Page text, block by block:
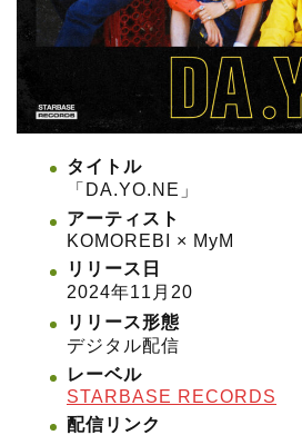
タイトル
「DA.YO.NE」
アーティスト
KOMOREBI × MyM
リリース日
2024年11月20
リリース形態
デジタル配信
レーベル
STARBASE RECORDS
配信リンク